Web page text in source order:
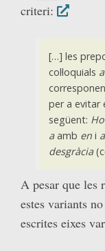
criteri:
[…] les
col·loquials
per a evitar
següent:
aamb en i
desgràcia
A pesar que les
estes variants
escrites eixes